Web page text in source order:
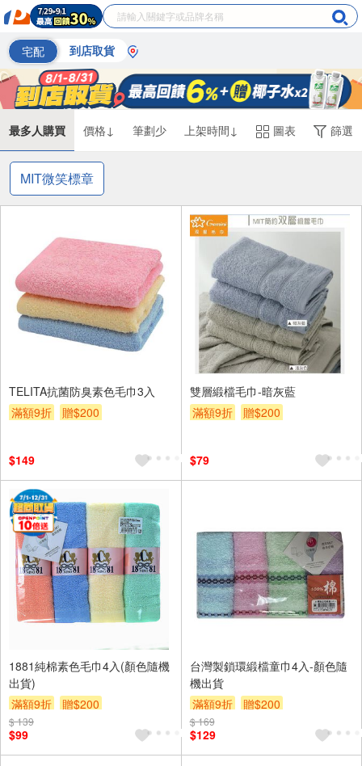
宅配 到店取貨
最多人購買 價格↓ 筆劃少 上架時間↓ 圖表 篩選
MIT微笑標章
TELITA抗菌防臭素色毛巾3入
滿額9折
贈$200
$149
雙層緞檔毛巾-暗灰藍
滿額9折
贈$200
$79
1881純棉素色毛巾4入(顏色隨機
出貨)
滿額9折
贈$200
$ 139
$99
台灣製鎖環緞檔童巾4入-顏色隨
機出貨
滿額9折
贈$200
$ 169
$129